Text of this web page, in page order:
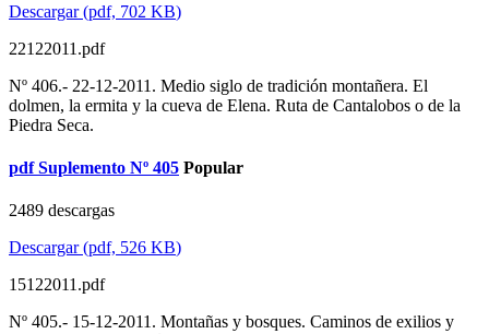
Descargar(pdf, 702 KB)
22122011.pdf
Nº 406.- 22-12-2011. Medio siglo de tradición montañera. El
dolmen, la ermita y la cueva de Elena. Ruta de Cantalobos o de la
Piedra Seca.
pdf Suplemento Nº 405 Popular
2489 descargas
Descargar(pdf, 526 KB)
15122011.pdf
Nº 405.- 15-12-2011. Montañas y bosques. Caminos de exilios y